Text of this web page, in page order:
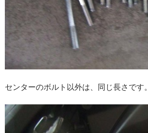
センターのボルト以外は、同じ長さです。